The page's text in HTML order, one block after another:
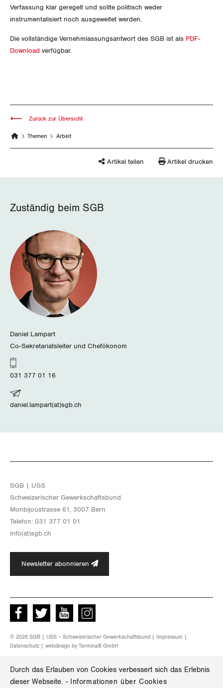
Durch das Erlauben von Cookies verbessert sich das Erlebnis
dieser Webseite. - Informationen über Cookies
Nidwalden
Obwalden
Solothurn
Uri
Waadt
Wallis
Zug
Zürich
Verfassung klar geregelt und sollte politisch weder
instrumentalisiert noch ausgeweitet werden.
Die vollständige Vernehmlassungsantwort des SGB ist als PDF-
Download verfügbar.
Themen Arbeit
Zurück zur Übersicht
Artikel teilen Artikel drucken
Zuständig beim SGB
Daniel Lampart
Co-Sekretariatsleiter und Chefökonom
031 377 01 16
daniel.lampart(at)sgb.ch
SGB | USS
Schwei­ze­ri­scher Ge­werk­schafts­bund
Mon­bi­joustras­se 61, 3007 Bern
Te­le­fon: 031 377 01 01
info(at)​sgb.​ch
Newsletter abonnieren
Facebook Twitter Youtube instagram
© 2026 SGB | USS – Schweizerischer Gewerkschaftsbund | Impressum
Datenschutz | webdesign by Terminal8 GmbH